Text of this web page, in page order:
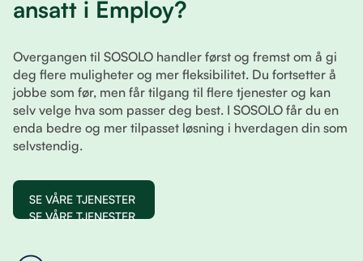
ansatt i Employ?
Overgangen til SOSOLO handler først og fremst om å gi
deg flere muligheter og mer fleksibilitet. Du fortsetter å
jobbe som før, men får tilgang til flere tjenester og kan
selv velge hva som passer deg best. I SOSOLO får du en
enda bedre og mer tilpasset løsning i hverdagen din som
selvstendig.
SE VÅRE TJENESTER
SE VÅRE TJENESTER